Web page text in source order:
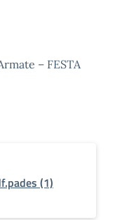
– FESTA
(1)